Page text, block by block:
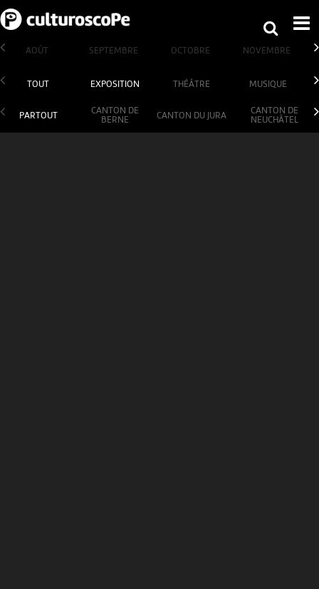
AOÛT SEPTEMBRE OCTOBRE NOVEMBRE
TOUT EXPOSITION THÉÂTRE MUSIQUE
PARTOUT
CANTON DE
BERNE
CANTON DU JURA
CANTON DE
NEUCHÂTEL